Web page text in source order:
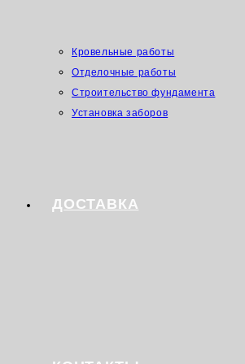
Кровельные работы
Отделочные работы
Строительство фундамента
Установка заборов
ДОСТАВКА